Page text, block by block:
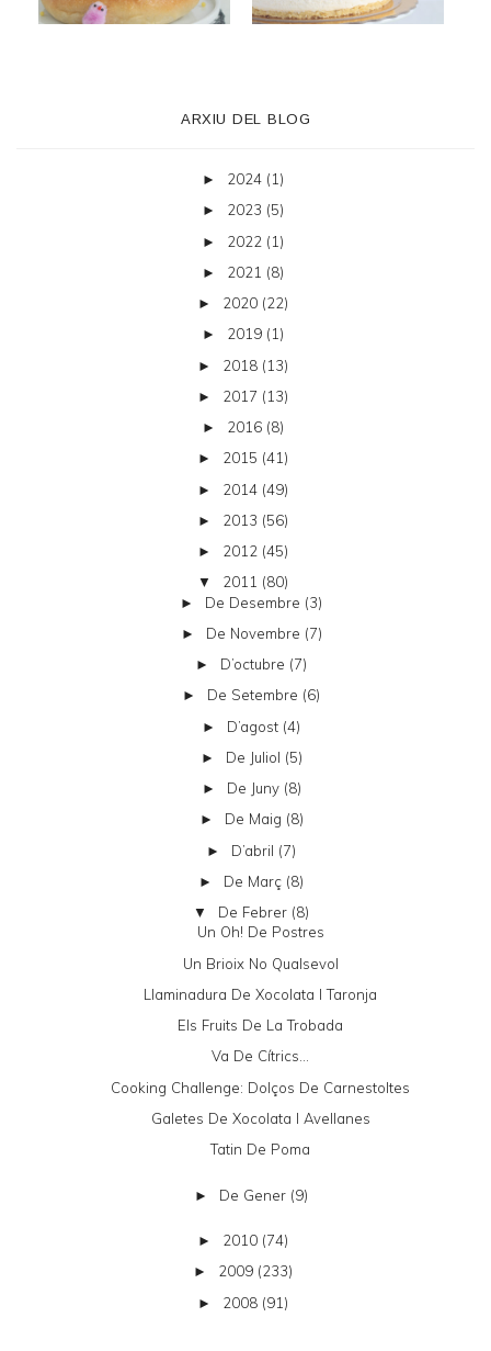
ARXIU DEL BLOG
► 2024 (1)
► 2023 (5)
► 2022 (1)
► 2021 (8)
► 2020 (22)
► 2019 (1)
► 2018 (13)
► 2017 (13)
► 2016 (8)
► 2015 (41)
► 2014 (49)
► 2013 (56)
► 2012 (45)
▼ 2011 (80)
► De Desembre (3)
► De Novembre (7)
► D’octubre (7)
► De Setembre (6)
► D’agost (4)
► De Juliol (5)
► De Juny (8)
► De Maig (8)
► D’abril (7)
► De Març (8)
▼ De Febrer (8)
Un Oh! De Postres
Un Brioix No Qualsevol
Llaminadura De Xocolata I Taronja
Els Fruits De La Trobada
Va De Cítrics...
Cooking Challenge: Dolços De Carnestoltes
Galetes De Xocolata I Avellanes
Tatin De Poma
► De Gener (9)
► 2010 (74)
► 2009 (233)
► 2008 (91)